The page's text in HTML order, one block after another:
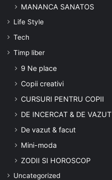
MANANCA SANATOS
Life Style
Tech
Timp liber
9 Ne place
Copii creativi
CURSURI PENTRU COPII
DE INCERCAT & DE VAZUT
De vazut & facut
Mini-moda
ZODII SI HOROSCOP
Uncategorized